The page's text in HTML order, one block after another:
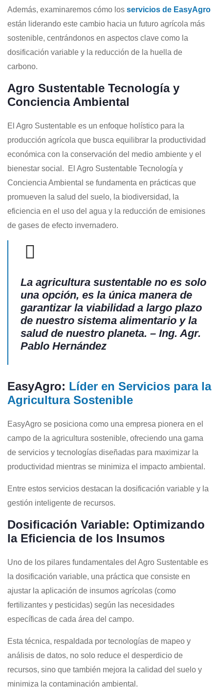
Además, examinaremos cómo los servicios de EasyAgro
están liderando este cambio hacia un futuro agrícola más
sostenible, centrándonos en aspectos clave como la
dosificación variable y la reducción de la huella de
carbono.
Agro Sustentable Tecnología y
Conciencia Ambiental
El Agro Sustentable es un enfoque holístico para la
producción agrícola que busca equilibrar la productividad
económica con la conservación del medio ambiente y el
bienestar social. El Agro Sustentable Tecnología y
Conciencia Ambiental se fundamenta en prácticas que
promueven la salud del suelo, la biodiversidad, la
eficiencia en el uso del agua y la reducción de emisiones
de gases de efecto invernadero.
La agricultura sustentable no es solo
una opción, es la única manera de
garantizar la viabilidad a largo plazo
de nuestro sistema alimentario y la
salud de nuestro planeta. – Ing. Agr.
Pablo Hernández
EasyAgro: Líder en Servicios para la
Agricultura Sostenible
EasyAgro se posiciona como una empresa pionera en el
campo de la agricultura sostenible, ofreciendo una gama
de servicios y tecnologías diseñadas para maximizar la
productividad mientras se minimiza el impacto ambiental.
Entre estos servicios destacan la dosificación variable y la
gestión inteligente de recursos.
Dosificación Variable: Optimizando
la Eficiencia de los Insumos
Uno de los pilares fundamentales del Agro Sustentable es
la dosificación variable, una práctica que consiste en
ajustar la aplicación de insumos agrícolas (como
fertilizantes y pesticidas) según las necesidades
específicas de cada área del campo.
Esta técnica, respaldada por tecnologías de mapeo y
análisis de datos, no solo reduce el desperdicio de
recursos, sino que también mejora la calidad del suelo y
minimiza la contaminación ambiental.